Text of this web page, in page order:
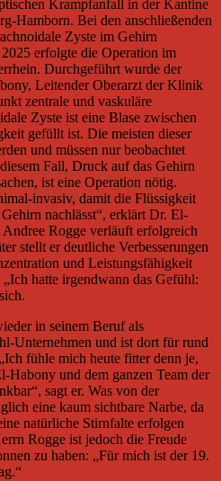
Krampfanfall in der Kantine
Hamborn. Bei den anschließenden
Zyste im Gehirn
erfolgte die Operation im
Durchgeführt wurde der
Leitender Oberarzt der Klinik
zentrale und vaskuläre
Zyste ist eine Blase zwischen
gefüllt ist. Die meisten dieser
und müssen nur beobachtet
Fall, Druck auf das Gehirn
ist eine Operation nötig.
invasiv, damit die Flüssigkeit
nachlässt“, erklärt Dr. El-
Rogge verläuft erfolgreich
stellt er deutliche Verbesserungen
und Leistungsfähigkeit
hatte irgendwann das Gefühl:
in seinem Beruf als
Unternehmen und ist dort für rund
fühle mich heute fitter denn je,
und dem ganzen Team der
sagt er. Was von der
eine kaum sichtbare Narbe, da
natürliche Stirnfalte erfolgen
Rogge ist jedoch die Freude
zu haben: „Für mich ist der 19.